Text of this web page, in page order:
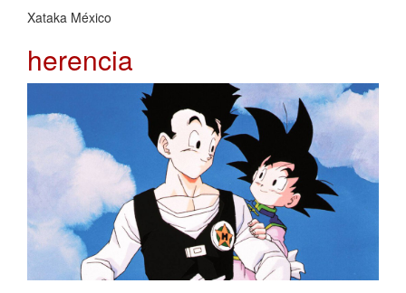
Xataka México
herencia